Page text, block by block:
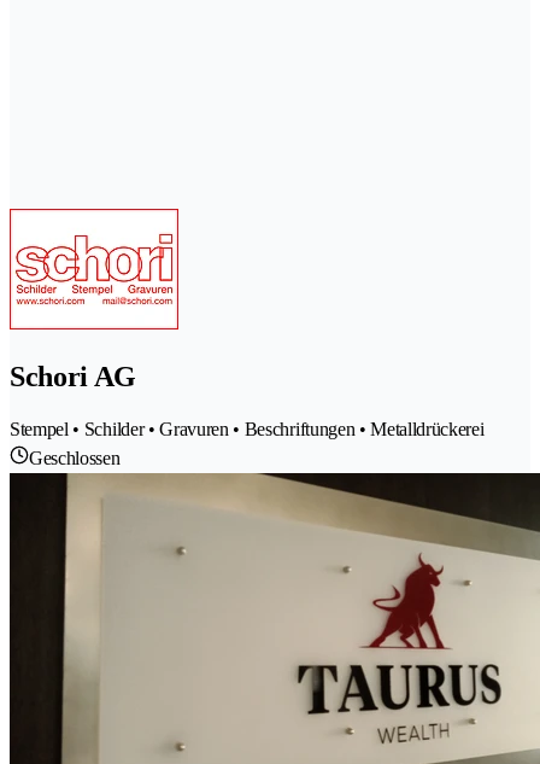
Schori AG
Stempel • Schilder • Gravuren • Beschriftungen • Metalldrückerei
Geschlossen